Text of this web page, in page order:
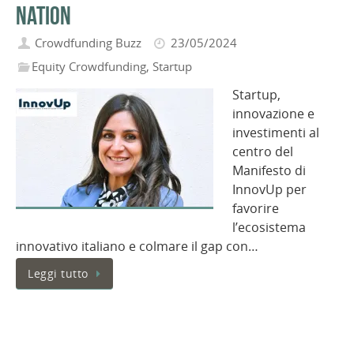
Nation
Crowdfunding Buzz
23/05/2024
Equity Crowdfunding, Startup
Startup,
innovazione e
investimenti al
centro del
Manifesto di
InnovUp per
favorire
l’ecosistema
innovativo italiano e colmare il gap con…
Leggi tutto